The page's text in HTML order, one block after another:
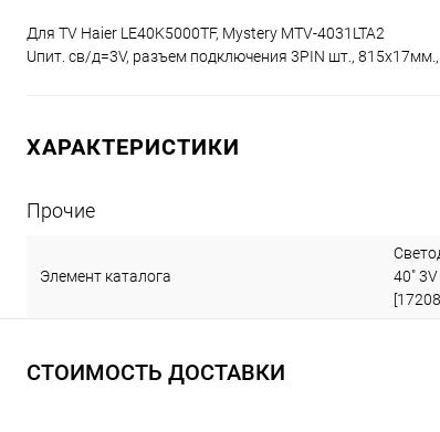
Для TV Haier LE40K5000TF, Mystery MTV-4031LTA2
Uпит. св/д=3V, разъем подключения 3PIN шт.,
ХАРАКТЕРИСТИКИ
Прочие
Элемент каталога
40"
СТОИМОСТЬ ДОСТАВКИ